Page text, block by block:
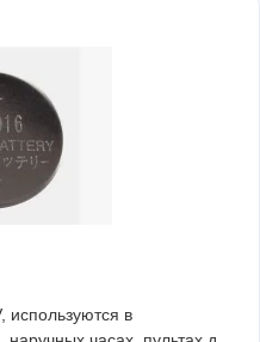
используются в